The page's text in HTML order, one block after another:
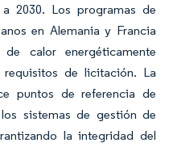
2030. Los programas de
en Alemania y Francia
calor energéticamente
de licitación. La
puntos de referencia de
sistemas de gestión de
la integridad del